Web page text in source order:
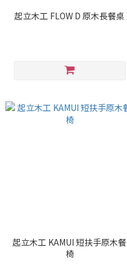
起立木工 FLOW D 原木長餐桌
起立木工 KAMUI 短扶手原木餐
椅